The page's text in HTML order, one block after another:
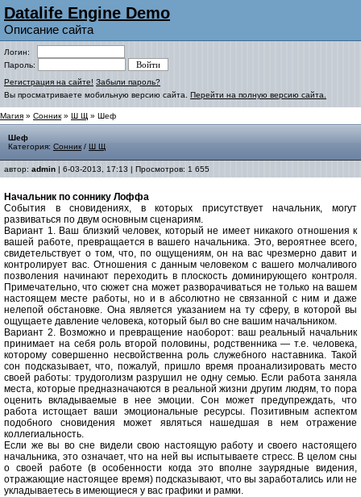
Datalife Engine Demo
Описание сайта
Логин:
Пароль:
Регистрация на сайте! Забыли пароль?
Вы просматриваете мобильную версию сайта. Перейти на полную версию сайта.
Магия » Сонник » Ш Щ » Шеф
Шеф
Категория: Сонник / Ш Щ
автор: admin | 6-03-2013, 17:13 | Просмотров: 1 655
Начальник по соннику Лоффа
События в сновидениях, в которых присутствует начальник, могут
развиваться по двум основным сценариям.
Вариант 1. Ваш близкий человек, который не имеет никакого отношения к
вашей работе, превращается в вашего начальника. Это, вероятнее всего,
свидетельствует о том, что, по ощущениям, он на вас чрезмерно давит и
контролирует вас. Отношения с данным человеком с вашего молчаливого
позволения начинают переходить в плоскость доминирующего контроля.
Примечательно, что сюжет сна может разворачиваться не только на вашем
настоящем месте работы, но и в абсолютно не связанной с ним и даже
нелепой обстановке. Она является указанием на ту сферу, в которой вы
ощущаете давление человека, который был во сне вашим начальником.
Вариант 2. Возможно и превращение наоборот: ваш реальный начальник
принимает на себя роль второй половины, родственника — т.е. человека,
которому совершенно несвойственна роль служебного наставника. Такой
сон подсказывает, что, пожалуй, пришло время проанализировать место
своей работы: трудоголизм разрушил не одну семью. Если работа заняла
места, которые предназначаются в реальной жизни другим людям, то пора
оценить вкладываемые в нее эмоции. Сон может предупреждать, что
работа истощает ваши эмоциональные ресурсы. Позитивным аспектом
подобного сновидения может являться нашедшая в нем отражение
коллегиальность.
Если же вы во сне видели свою настоящую работу и своего настоящего
начальника, это означает, что на ней вы испытываете стресс. В целом сны
о своей работе (в особенности когда это вполне заурядные видения,
отражающие настоящее время) подсказывают, что вы заработались или не
укладываетесь в имеющиеся у вас графики и рамки.